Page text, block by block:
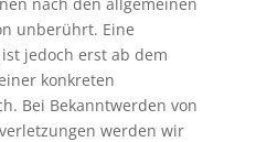
unberührt. Eine
jedoch erst ab dem
konkreten
Bei Bekanntwerden von
werden wir